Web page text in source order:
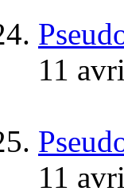
11
11